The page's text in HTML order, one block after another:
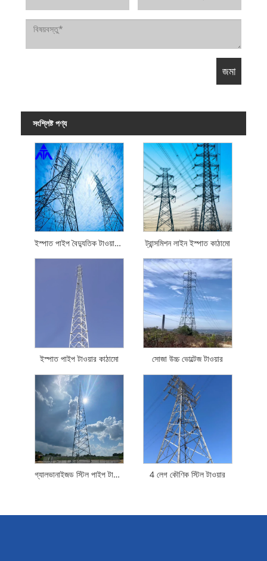
সংশ্লিষ্ট পণ্য
ইস্পাত পাইপ বৈদ্যুতিক টাওয়ার ট্রান্সমিশন লাইন ইস্পাত টাওয়ার ট্রান্সমিশন লাইন ইস্পাত কাঠামো
ইস্পাত পাইপ টাওয়ার কাঠামো সোজা উচ্চ ভোল্টেজ টাওয়ার
গ্যালভানাইজড স্টিল পাইপ টাওয়ার 4 লেগ কৌণিক স্টিল টাওয়ার